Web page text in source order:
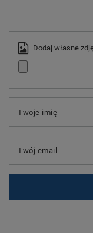
Dodaj własne
Twoje imię
Twój email